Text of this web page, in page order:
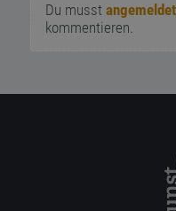
Du musst angemeldet
kommentieren.